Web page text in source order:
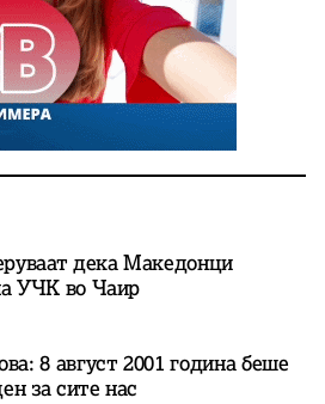
дека Македонци
УЧК во Чаир
8 август 2001 година беше
за сите нас